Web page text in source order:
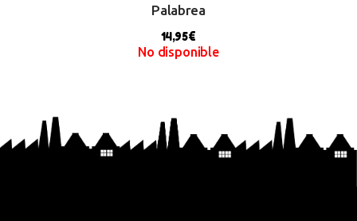
Palabrea
14,95€
No disponible